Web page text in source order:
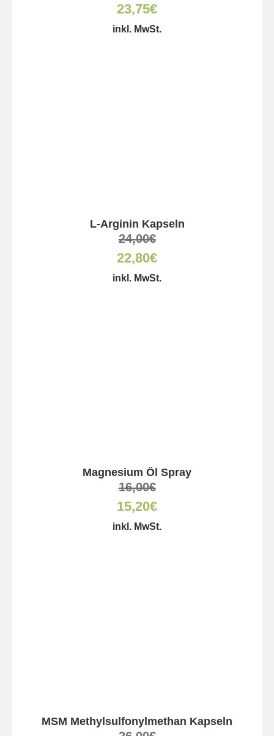
23,75€
inkl. MwSt.
L-Arginin Kapseln
24,00€
22,80€
inkl. MwSt.
Magnesium Öl Spray
16,00€
15,20€
inkl. MwSt.
MSM Methylsulfonylmethan Kapseln